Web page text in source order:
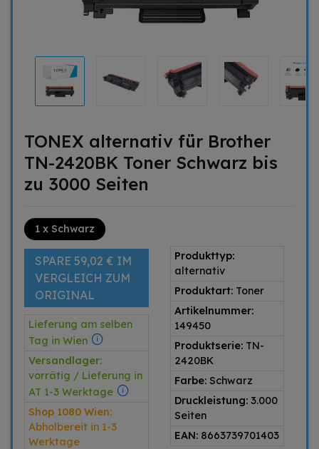
TONEX alternativ für Brother
TN-2420BK Toner Schwarz bis
zu 3000 Seiten
1 x Schwarz
SPARE 59,02 € IM
VERGLEICH ZUM
ORIGINAL
Lieferung am selben
Tag in Wien
Versandlager:
vorrätig / Lieferung in
AT 1-3 Werktage
Shop 1080 Wien:
Abholbereit in 1-3
Werktage
Produkttyp:
alternativ
Produktart: Toner
Artikelnummer:
149450
Produktserie: TN-
2420BK
Farbe: Schwarz
Druckleistung: 3.000
Seiten
EAN: 8663739701403